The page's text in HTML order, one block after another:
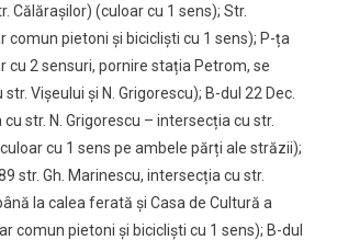
Călărașilor) (culoar cu 1 sens); Str.
comun pietoni și bicicliști cu 1 sens); P-ța
cu 2 sensuri, pornire stația Petrom, se
Vișeului și N. Grigorescu); B-dul 22 Dec.
str. N. Grigorescu – intersecția cu str.
cu 1 sens pe ambele părți ale străzii);
str. Gh. Marinescu, intersecția cu str.
la calea ferată și Casa de Cultură a
comun pietoni și bicicliști cu 1 sens); B-dul